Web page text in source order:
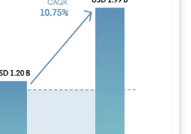
Image © Mordor Intelligence. La